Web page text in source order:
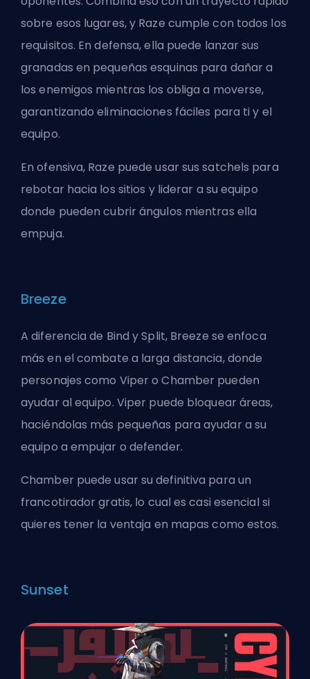
sobre esos lugares, y Raze cumple con todos los
requisitos. En defensa, ella puede lanzar sus
granadas en pequeñas esquinas para dañar a
los enemigos mientras los obliga a moverse,
garantizando eliminaciones fáciles para ti y el
equipo.
En ofensiva, Raze puede usar sus satchels para
rebotar hacia los sitios y liderar a su equipo
donde pueden cubrir ángulos mientras ella
empuja.
Breeze
A diferencia de Bind y Split, Breeze se enfoca
más en el combate a larga distancia, donde
personajes como Viper o Chamber pueden
ayudar al equipo. Viper puede bloquear áreas,
haciéndolas más pequeñas para ayudar a su
equipo a empujar o defender.
Chamber puede usar su definitiva para un
francotirador gratis, lo cual es casi esencial si
quieres tener la ventaja en mapas como estos.
Sunset